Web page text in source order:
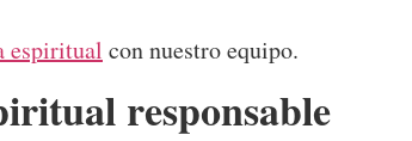
espiritual con nuestro equipo.
responsable